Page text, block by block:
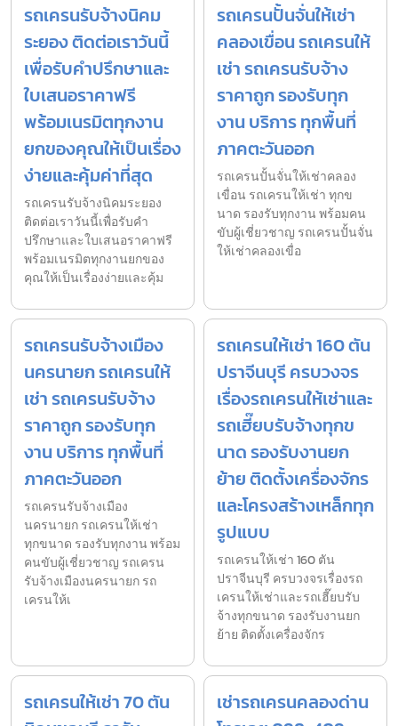
รถเครนรับจ้างนิคม
ระยอง ติดต่อเราวันนี้
เพื่อรับคำปรึกษาและ
ใบเสนอราคาฟรี
พร้อมเนรมิตทุกงาน
ยกของคุณให้เป็นเรื่อง
ง่ายและคุ้มค่าที่สุด
รถเครนรับจ้างนิคมระยอง
ติดต่อเราวันนี้เพื่อรับคำ
ปรึกษาและใบเสนอราคาฟรี
พร้อมเนรมิตทุกงานยกของ
คุณให้เป็นเรื่องง่ายและคุ้ม
รถเครนปั้นจั่นให้เช่า
คลองเขื่อน รถเครนให้
เช่า รถเครนรับจ้าง
ราคาถูก รองรับทุก
งาน บริการ ทุกพื้นที่
ภาคตะวันออก
รถเครนปั้นจั่นให้เช่าคลอง
เขื่อน รถเครนให้เช่า ทุกข
นาด รองรับทุกงาน พร้อมคน
ขับผู้เชี่ยวชาญ รถเครนปั้นจั่น
ให้เช่าคลองเขื่อ
รถเครนรับจ้างเมือง
นครนายก รถเครนให้
เช่า รถเครนรับจ้าง
ราคาถูก รองรับทุก
งาน บริการ ทุกพื้นที่
ภาคตะวันออก
รถเครนรับจ้างเมือง
นครนายก รถเครนให้เช่า
ทุกขนาด รองรับทุกงาน พร้อม
คนขับผู้เชี่ยวชาญ รถเครน
รับจ้างเมืองนครนายก รถ
เครนให้เ
รถเครนให้เช่า 160 ตัน
ปราจีนบุรี ครบวงจร
เรื่องรถเครนให้เช่าและ
รถเฮี๊ยบรับจ้างทุกข
นาด รองรับงานยก
ย้าย ติดตั้งเครื่องจักร
และโครงสร้างเหล็กทุก
รูปแบบ
รถเครนให้เช่า 160 ตัน
ปราจีนบุรี ครบวงจรเรื่องรถ
เครนให้เช่าและรถเฮี๊ยบรับ
จ้างทุกขนาด รองรับงานยก
ย้าย ติดตั้งเครื่องจักร
รถเครนให้เช่า 70 ตัน
เช่ารถเครนคลองด่าน